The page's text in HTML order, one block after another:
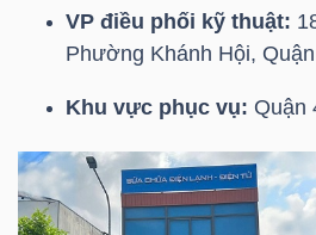
VP điều phối kỹ thuật:
Phường Khánh Hội,
Khu vực phục vụ: Quận
SECTOR